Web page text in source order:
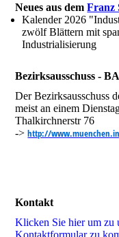
Neues aus demFranz
Kalender 2026
zwölf Blättern mit
Industrialisierung
Bezirksausschuss -
Der Bezirksausschuss
meist an einem
Thalkirchnerstr 76
->http://
Kontakt
Klicken Sie hier um zu